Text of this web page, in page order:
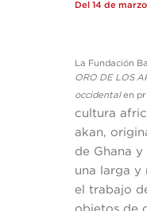
Del 14 de
La Fundación
ORO DE LOS
occidentalen
cultura
akan,
de Ghana
una larga y
el trabajo